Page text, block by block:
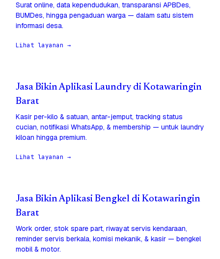
Surat online, data kependudukan, transparansi APBDes,
BUMDes, hingga pengaduan warga — dalam satu sistem
informasi desa.
Lihat layanan →
Jasa Bikin Aplikasi Laundry di Kotawaringin
Barat
Kasir per-kilo & satuan, antar-jemput, tracking status
cucian, notifikasi WhatsApp, & membership — untuk laundry
kiloan hingga premium.
Lihat layanan →
Jasa Bikin Aplikasi Bengkel di Kotawaringin
Barat
Work order, stok spare part, riwayat servis kendaraan,
reminder servis berkala, komisi mekanik, & kasir — bengkel
mobil & motor.